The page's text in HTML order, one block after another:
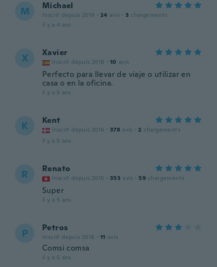
M Michael
Inscrit depuis 2019 · 24 avis · 3 chargements
il y a 4 ans
X Xavier
Inscrit depuis 2018 · 10 avis
Perfecto para llevar de viaje o utilizar en
casa o en la oficina.
il y a 5 ans
K Kent
Inscrit depuis 2016 · 378 avis · 2 chargements
il y a 5 ans
R Renato
Inscrit depuis 2015 · 353 avis · 59 chargements
Super
il y a 5 ans
P Petros
Inscrit depuis 2018 · 11 avis
Comsi comsa
il y a 5 ans